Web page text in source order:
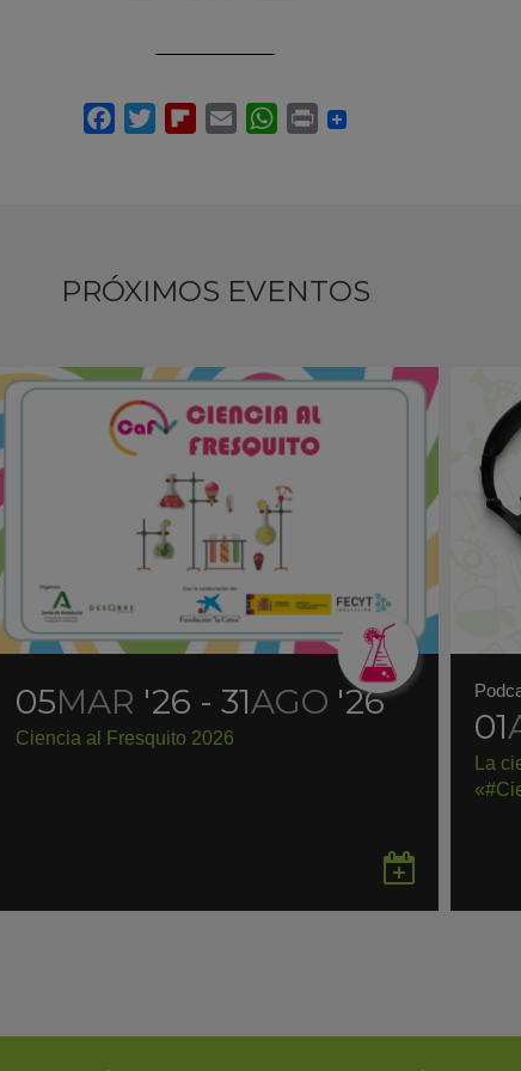
PRÓXIMOS EVENTOS
05MAR '26 - 31AGO '26
Ciencia al Fresquito 2026
en
01
La